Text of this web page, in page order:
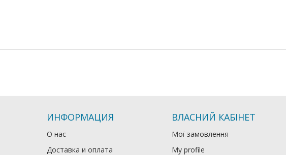
ИНФОРМАЦИЯ
О нас
Доставка и оплата
ВЛАСНИЙ КАБІНЕТ
Мої замовлення
My profile